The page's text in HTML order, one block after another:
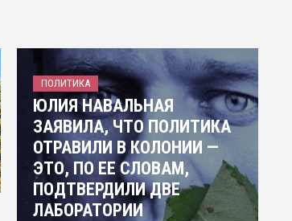
ПОЛИТИКА
ЮЛИЯ НАВАЛЬНАЯ
ЗАЯВИЛА, ЧТО ПОЛИТИКА
ОТРАВИЛИ В КОЛОНИИ —
ЭТО, ПО ЕЕ СЛОВАМ,
ПОДТВЕРДИЛИ ДВЕ
ЛАБОРАТОРИИ